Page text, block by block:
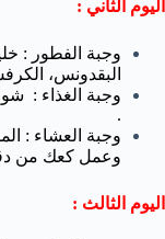
اليوم الثاني :
وجبة الفطور :
البقدونس،
وجبة الغذاء :
.
وجبة العشاء :
وعمل كعك من
اليوم الثالث :